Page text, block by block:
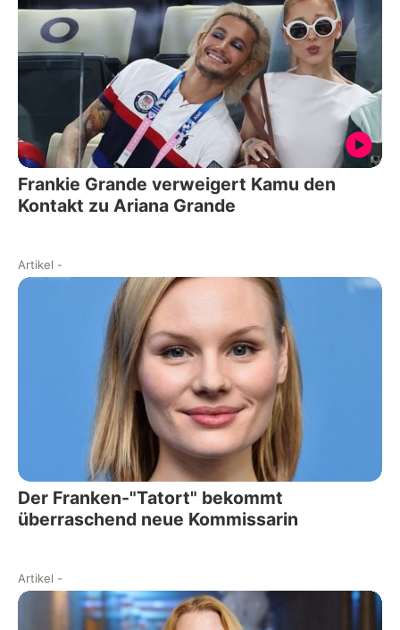
Frankie Grande verweigert Kamu den
Kontakt zu Ariana Grande
Artikel -
Der Franken-"Tatort" bekommt
überraschend neue Kommissarin
Artikel -